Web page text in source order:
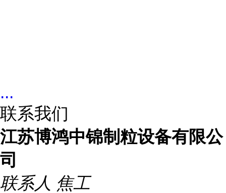
...
联系我们
江苏博鸿中锦制粒设备有限公
司
联系人 焦工